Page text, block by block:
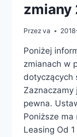
zmiany
Przezva
Poniżej
zmianach w
dotyczących
Zaznaczamy
pewna.
Poniższe ma
Leasing Od